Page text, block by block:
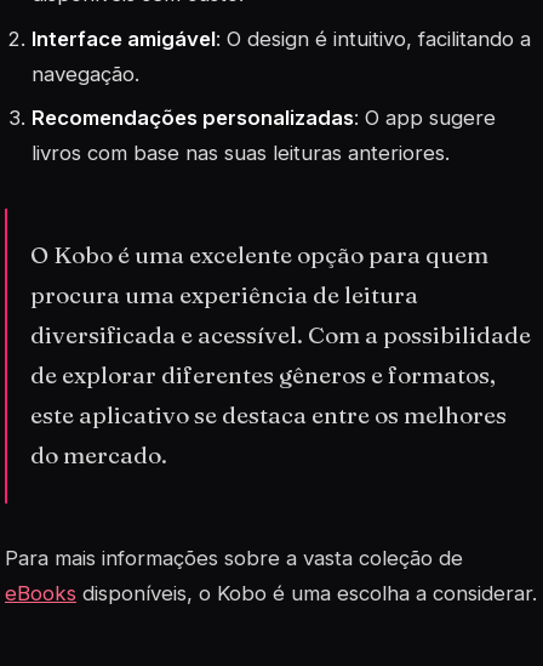
Interface amigável: O design é intuitivo, facilitando a
navegação.
Recomendações personalizadas: O app sugere
livros com base nas suas leituras anteriores.
O Kobo é uma excelente opção para quem
procura uma experiência de leitura
diversificada e acessível. Com a possibilidade
de explorar diferentes gêneros e formatos,
este aplicativo se destaca entre os melhores
do mercado.
Para mais informações sobre a vasta coleção de
eBooks disponíveis, o Kobo é uma escolha a considerar.